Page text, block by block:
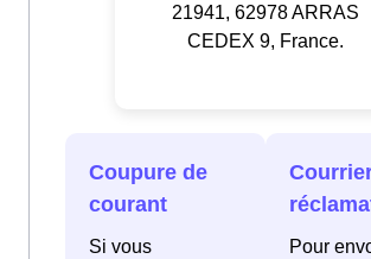
21941, 62978 ARRAS
CEDEX 9, France.
Coupure de
courant
Si vous
Pour